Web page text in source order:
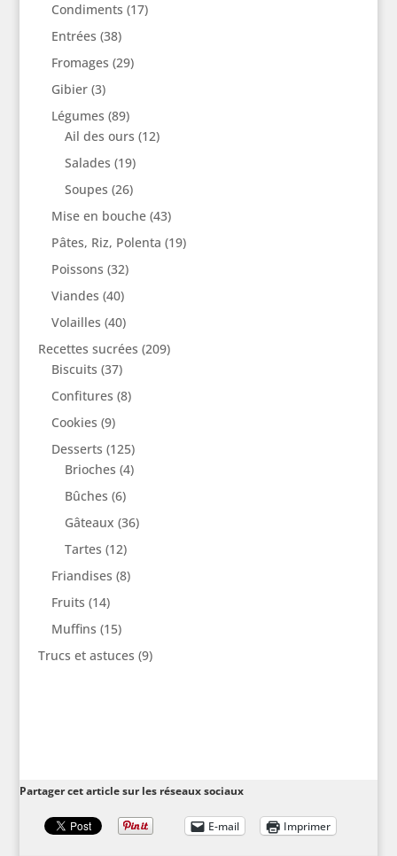
Condiments (17)
Entrées (38)
Fromages (29)
Gibier(3)
Légumes (89)
Ail des ours (12)
Salades (19)
Soupes (26)
Mise en bouche(43)
Pâtes, Riz, Polenta (19)
Poissons (32)
Viandes (40)
Volailles (40)
Recettes sucrées (209)
Biscuits (37)
Confitures (8)
Cookies (9)
Desserts (125)
Brioches (4)
Bûches (6)
Gâteaux (36)
Tartes (12)
Friandises (8)
Fruits (14)
Muffins (15)
Trucs et astuces (9)
Partager cet article sur les réseaux sociaux
E-mail Imprimer